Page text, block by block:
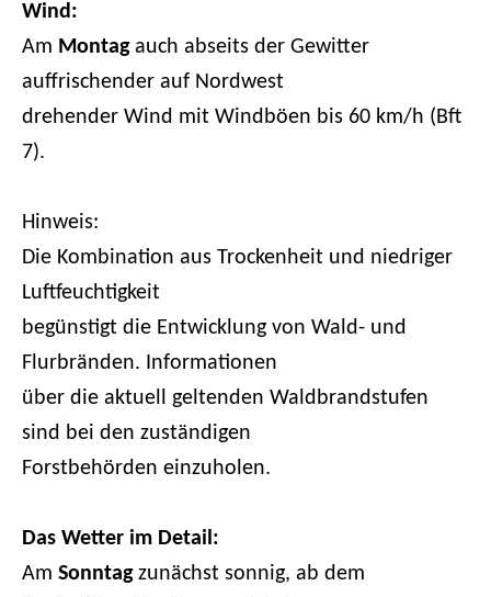
Wind:
Am Montagauch abseits der Gewitter
auffrischender auf Nordwest
drehender Wind mit Windböen bis 60 km/h (Bft
7).
Hinweis:
Die Kombination aus Trockenheit und niedriger
Luftfeuchtigkeit
begünstigt die Entwicklung von Wald- und
Flurbränden. Informationen
über die aktuell geltenden Waldbrandstufen
sind bei den zuständigen
Forstbehörden einzuholen.
Das Wetter im Detail:
Am Sonntagzunächst sonnig, ab dem